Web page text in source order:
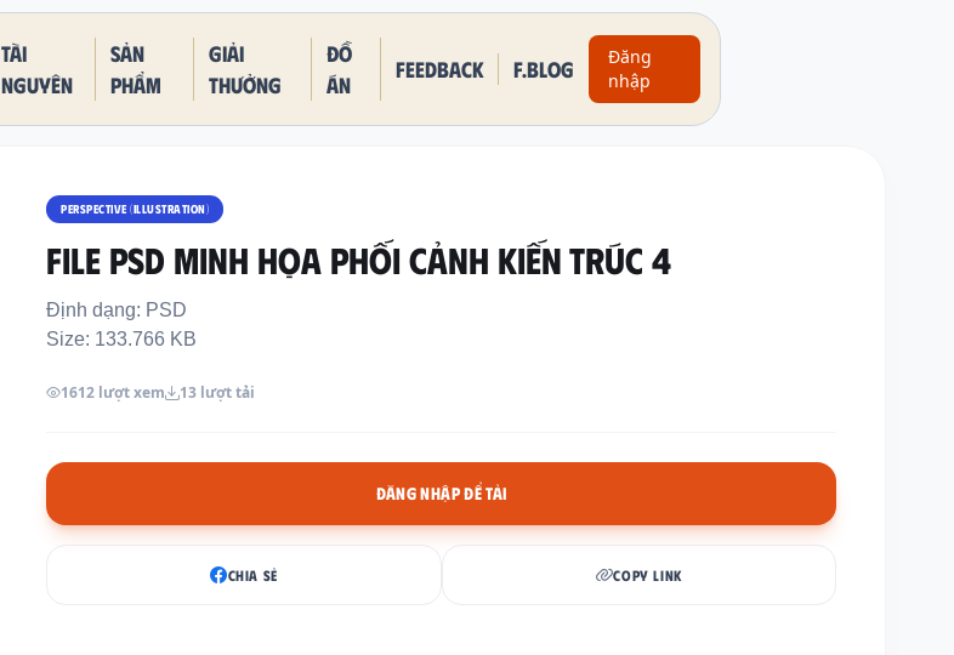
Tài
nguyên
Sản
phẩm
Giải
thưởng
Đồ
án
Feedback F.BLOG
Đăng
nhập
PERSPECTIVE (ILLUSTRATION)
FILE PSD MINH HỌA PHỐI CẢNH KIẾN TRÚC 4
Định dạng: PSD
Size: 133.766 KB
1612 lượt xem 13 lượt tải
ĐĂNG NHẬP ĐỂ TẢI
CHIA SẺ COPY LINK